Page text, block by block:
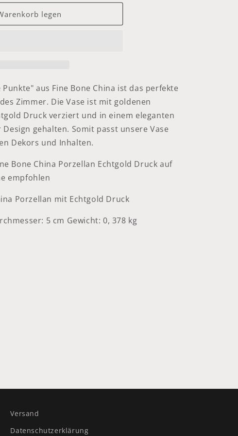
legen
aus Fine Bone China ist das perfekte
Zimmer. Die Vase ist mit goldenen
Druck verziert und in einem eleganten
gehalten. Somit passt unsere Vase
Dekors und Inhalten.
Bone China Porzellan Echtgold Druck auf
empfohlen
Porzellan mit Echtgold Druck
5 cm Gewicht: 0, 378 kg
Versand
Datenschutzerklärung